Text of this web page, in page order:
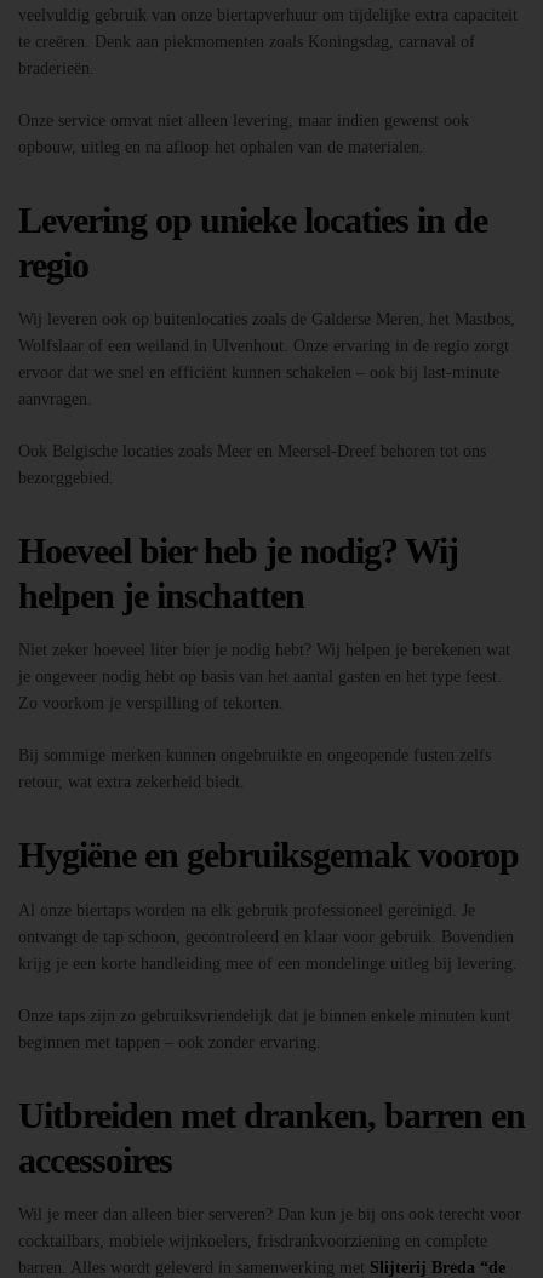
veelvuldig gebruik van onze biertapverhuur om tijdelijke extra capaciteit
te creëren. Denk aan piekmomenten zoals Koningsdag, carnaval of
braderieën.
Onze service omvat niet alleen levering, maar indien gewenst ook
opbouw, uitleg en na afloop het ophalen van de materialen.
Levering op unieke locaties in de
regio
Wij leveren ook op buitenlocaties zoals de Galderse Meren, het Mastbos,
Wolfslaar of een weiland in Ulvenhout. Onze ervaring in de regio zorgt
ervoor dat we snel en efficiënt kunnen schakelen – ook bij last-minute
aanvragen.
Ook Belgische locaties zoals Meer en Meersel-Dreef behoren tot ons
bezorggebied.
Hoeveel bier heb je nodig? Wij
helpen je inschatten
Niet zeker hoeveel liter bier je nodig hebt? Wij helpen je berekenen wat
je ongeveer nodig hebt op basis van het aantal gasten en het type feest.
Zo voorkom je verspilling of tekorten.
Bij sommige merken kunnen ongebruikte en ongeopende fusten zelfs
retour, wat extra zekerheid biedt.
Hygiëne en gebruiksgemak voorop
Al onze biertaps worden na elk gebruik professioneel gereinigd. Je
ontvangt de tap schoon, gecontroleerd en klaar voor gebruik. Bovendien
krijg je een korte handleiding mee of een mondelinge uitleg bij levering.
Onze taps zijn zo gebruiksvriendelijk dat je binnen enkele minuten kunt
beginnen met tappen – ook zonder ervaring.
Uitbreiden met dranken, barren en
accessoires
Wil je meer dan alleen bier serveren? Dan kun je bij ons ook terecht voor
cocktailbars, mobiele wijnkoelers, frisdrankvoorziening en complete
barren. Alles wordt geleverd in samenwerking met Slijterij Breda “de